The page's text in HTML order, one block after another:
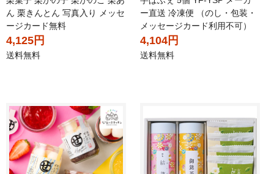
ん 栗きんとん 写真入り メッセ
ージカード無料
4,125円
送料無料
ー直送 冷凍便 （のし・包装・
メッセージカード利用不可）
4,104円
送料無料